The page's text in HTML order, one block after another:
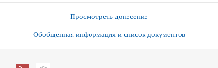
Просмотреть донесение
Обобщенная информация и список документов